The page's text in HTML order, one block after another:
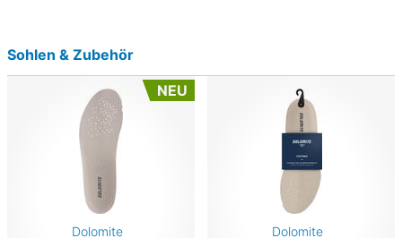
Sohlen & Zubehör
NEU
Dolomite Dolomite